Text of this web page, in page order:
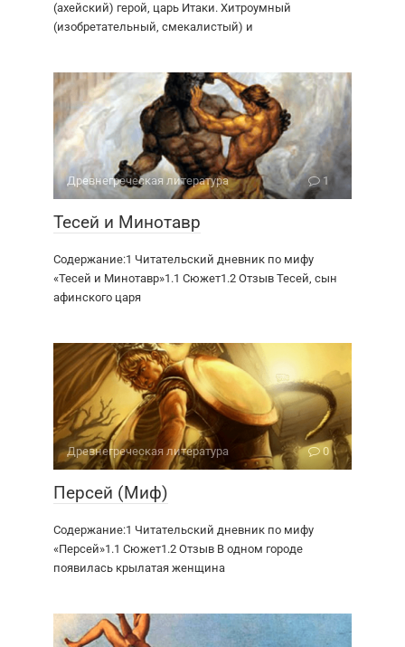
(ахейский) герой, царь Итаки. Хитроумный
(изобретательный, смекалистый) и
Древне­греческая литература 1
Тесей и Минотавр
Содержание:1 Читательский дневник по мифу
«Тесей и Минотавр»1.1 Сюжет1.2 Отзыв Тесей, сын
афинского царя
Древне­греческая литература 0
Персей (Миф)
Содержание:1 Читательский дневник по мифу
«Персей»1.1 Сюжет1.2 Отзыв В одном городе
появилась крылатая женщина